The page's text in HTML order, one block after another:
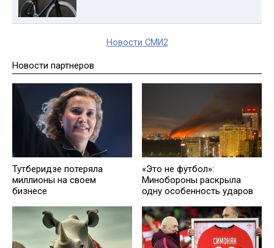
Новости СМИ2
Новости партнеров
Тутберидзе потеряла
миллионы на своем
бизнесе
«Это не футбол»:
Минобороны раскрыла
одну особенность ударов